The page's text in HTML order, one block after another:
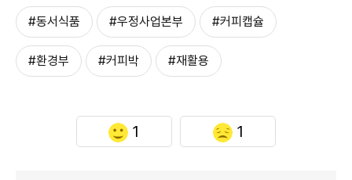
#동서식품 #우정사업본부 #커피캡슐
#환경부 #커피박 #재활용
1 1